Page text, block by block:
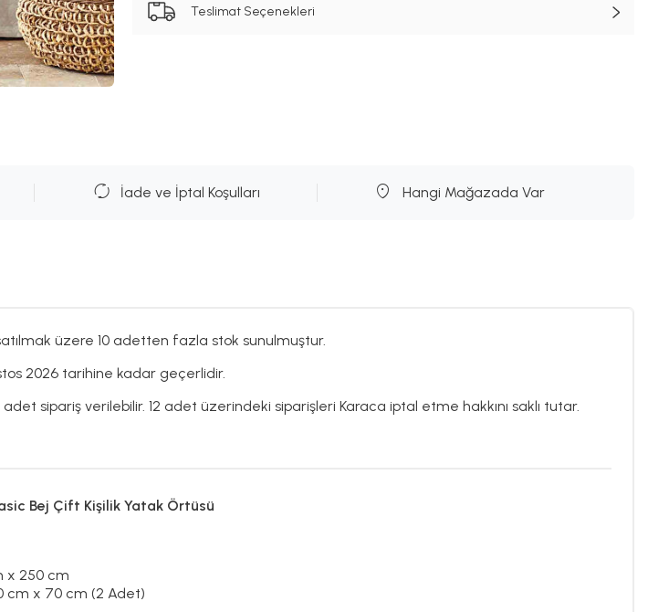
Teslimat Seçenekleri
İade ve İptal Koşulları Hangi Mağazada Var
üzere 10 adetten fazla stok sunulmuştur.
2026 tarihine kadar geçerlidir.
sipariş verilebilir. 12 adet üzerindeki siparişleri Karaca iptal etme hakkını saklı tutar.
Bej Çift Kişilik Yatak Örtüsü
x 250 cm
cm x 70 cm (2 Adet)